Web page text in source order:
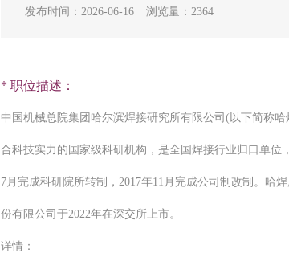
发布时间：2026-06-16 浏览量：2364
* 职位描述：
中国机械总院集团哈尔滨焊接研究所有限公司(以下简称
合科技实力的国家级科研机构，是全国焊接行业归口单
7月完成科研院所转制，2017年11月完成公司制改制。哈
份有限公司于2022年在深交所上市。
详情：